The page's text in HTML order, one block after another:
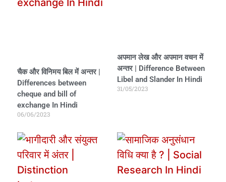
चैक और विनिमय बिल में अन्तर |
Differences between
cheque and bill of
exchange In Hindi
06/06/2023
अपमान लेख और अपमान वचन में
अन्तर | Difference Between
Libel and Slander In Hindi
31/05/2023